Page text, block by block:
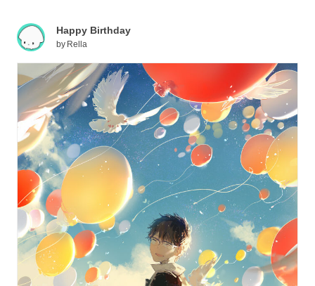
Happy Birthday
by Rella